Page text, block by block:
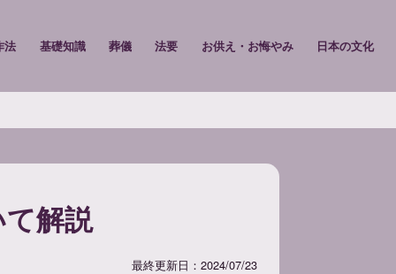
法 基礎知識 葬儀 法要 お供え・お悔やみ 日本の文化
解説
最終更新日：2024/07/23